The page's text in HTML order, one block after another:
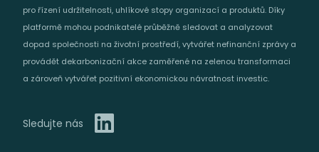
pro řízení udržitelnosti, uhlíkové stopy organizací a produktů. Díky
platformě mohou podnikatelé průběžně sledovat a analyzovat
dopad společnosti na životní prostředí, vytvářet nefinanční zprávy a
provádět dekarbonizační akce zaměřené na zelenou transformaci
a zároveň vytvářet pozitivní ekonomickou návratnost investic.
Sledujte nás